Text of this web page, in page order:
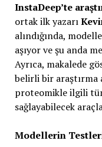
InstaDeep’te
ortak ilk yazarı
alındığında,
aşıyor ve şu anda
Ayrıca, makalede
belirli bir araştırma
proteomikle ilgili
sağlayabilecek
Modellerin